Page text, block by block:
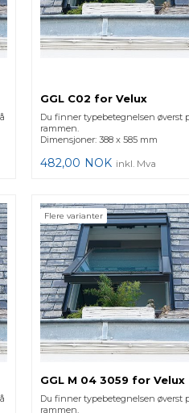
GGL C02 for Velux
Du finner typebetegnelsen øverst
rammen.
Dimensjoner: 388 x 585 mm
482,00 NOK inkl. Mva
Flere varianter
GGL M 04 3059 for Velux
Du finner typebetegnelsen øverst
rammen.